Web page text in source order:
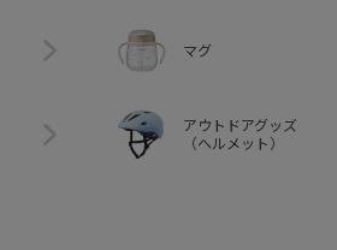
マグ
アウトドアグッズ
（ヘルメット）